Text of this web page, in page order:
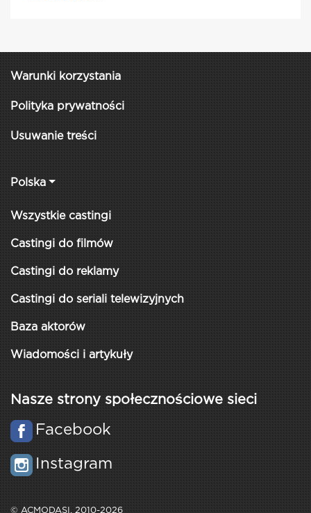
Warunki korzystania
Polityka prywatności
Usuwanie treści
Polska
Wszystkie castingi
Castingi do filmów
Castingi do reklamy
Castingi do seriali telewizyjnych
Baza aktorów
Wiadomości i artykuły
Nasze strony społecznościowe sieci
Facebook
Instagram
© ACMODASI, 2010-2026